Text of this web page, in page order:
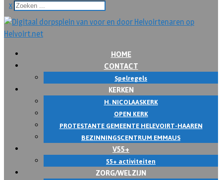
x
HOME
CONTACT
Spelregels
KERKEN
H. NICOLAASKERK
OPEN KERK
PROTESTANTE GEMEENTE HELEVOIRT-HAAREN
BEZINNINGSCENTRUM EMMAUS
V55+
55+ activiteiten
ZORG/WELZIJN